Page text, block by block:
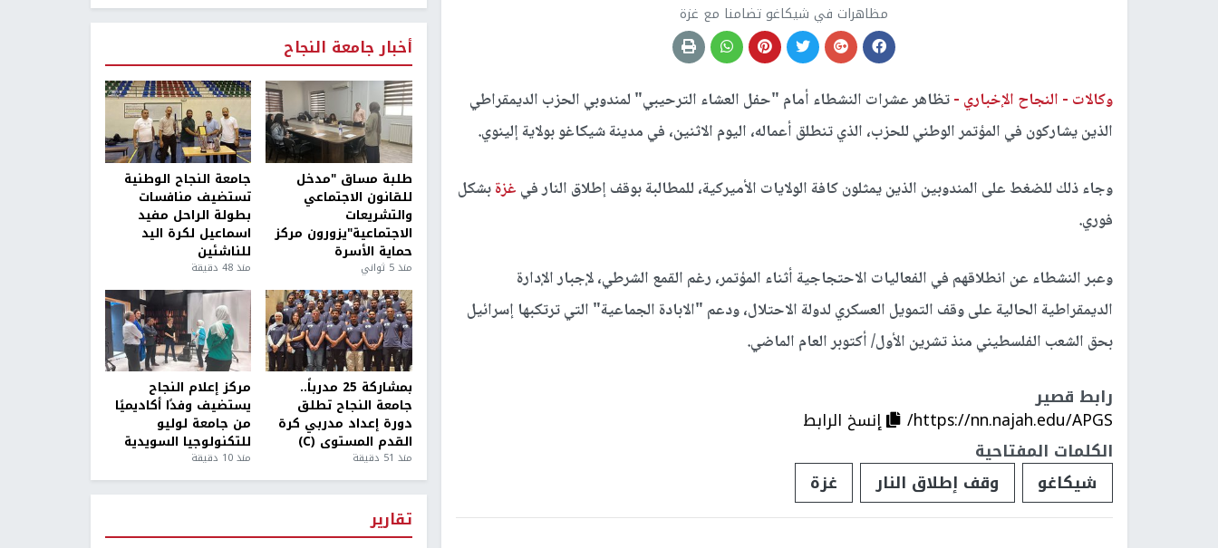
مظاهرات في شيكاغو تضامنا مع غزة
وكالات - النجاح الإخباري -تظاهر عشرات النشطاء أمام "حفل العشاء الترحيبي" لمندوبي الحزب الديمقراطي
الذين يشاركون في المؤتمر الوطني للحزب، الذي تنطلق أعماله، اليوم الاثنين، في مدينة شيكاغو بولاية إلينوي.
وجاء ذلك للضغط على المندوبين الذين يمثلون كافة الولايات الأميركية، للمطالبة بوقف إطلاق النار في غزةبشكل
فوري.
وعبر النشطاء عن انطلاقهم في الفعاليات الاحتجاجية أثناء المؤتمر، رغم القمع الشرطي، لإجبار الإدارة
الديمقراطية الحالية على وقف التمويل العسكري لدولة الاحتلال، ودعم "الابادة الجماعية" التي ترتكبها إسرائيل
بحق الشعب الفلسطيني منذ تشرين الأول/ أكتوبر العام الماضي.
رابط قصير
https://nn.najah.edu/APGS/
إنسخ الرابط
الكلمات المفتاحية
شيكاغو
وقف إطلاق النار غزة
أخبار جامعة النجاح
طلبة مساق "مدخل
للقانون الاجتماعي
والتشريعات
الاجتماعية"يزورون مركز
حماية الأسرة
منذ 5 ثواني
جامعة النجاح الوطنية
تستضيف منافسات
بطولة الراحل مفيد
اسماعيل لكرة اليد
للناشئين
منذ 48 دقيقة
بمشاركة 25 مدرباً..
جامعة النجاح تطلق
دورة إعداد مدربي كرة
القدم المستوى (C)
منذ 51 دقيقة
مركز إعلام النجاح
يستضيف وفدًا أكاديميًا
من جامعة لوليو
للتكنولوجيا السويدية
منذ 10 دقيقة
تقارير